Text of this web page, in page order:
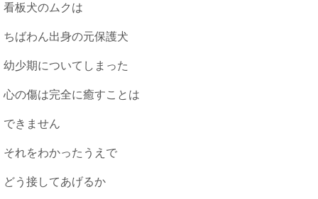
看板犬のムクは
ちばわん出身の元保護犬
幼少期についてしまった
心の傷は完全に癒すことは
できません
それをわかったうえで
どう接してあげるか